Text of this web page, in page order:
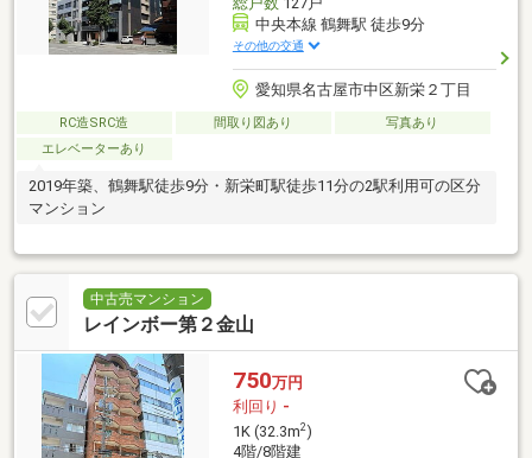
中央本線 鶴舞駅 徒歩9分
その他の交通
愛知県名古屋市中区新栄２丁目
RC造SRC造 間取り図あり
写真あり
エレベーターあり
2019年築、鶴舞駅徒歩9分・新栄町駅徒歩11分の2駅利用可の区分
マンション
中古売マンション
レインボー第２金山
750万円
利回り -
1K (32.3m2)
4階/8階建